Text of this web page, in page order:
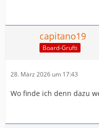
capitano19
Board-Grufti
28. März 2026 um 17:43
Wo finde ich denn dazu